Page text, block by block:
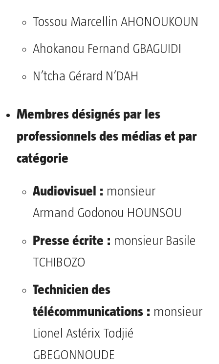
Tossou Marcellin AHONOUKOUN
Ahokanou Fernand GBAGUIDI
N’tcha Gérard N’DAH
Membres désignés par les
professionnels des médias et par
catégorie
Audiovisuel : monsieur
Armand Godonou HOUNSOU
Presse écrite : monsieur Basile
TCHIBOZO
Technicien des
télécommunications : monsieur
Lionel Astérix Todjié
GBEGONNOUDE